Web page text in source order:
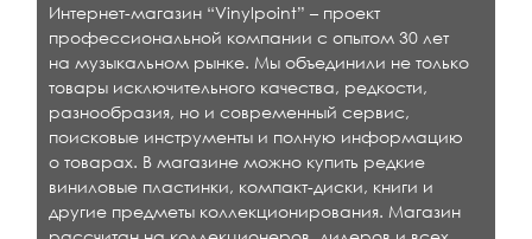
Интернет-магазин “Vinylpoint” – проект
профессиональной компании с опытом 30 лет
на музыкальном рынке. Мы объединили не только
товары исключительного качества, редкости,
разнообразия, но и современный сервис,
поисковые инструменты и полную информацию
о товарах. В магазине можно купить редкие
виниловые пластинки, компакт-диски, книги и
другие предметы коллекционирования. Магазин